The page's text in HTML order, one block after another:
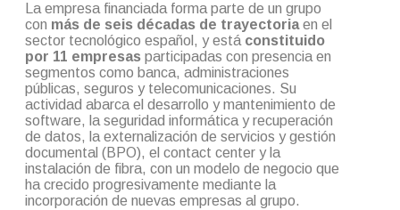
La empresa financiada forma parte de un grupo
con más de seis décadas de trayectoriaen el
sector tecnológico español, y está constituido
por 11 empresas participadas con presencia en
segmentos como banca, administraciones
públicas, seguros y telecomunicaciones. Su
actividad abarca el desarrollo y mantenimiento de
software, la seguridad informática y recuperación
de datos, la externalización de servicios y gestión
documental (BPO), el contact center y la
instalación de fibra, con un modelo de negocio que
ha crecido progresivamente mediante la
incorporación de nuevas empresas al grupo.